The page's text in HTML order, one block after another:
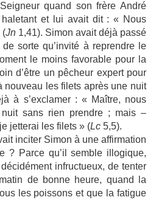
quand son frère André
et lui avait dit : « Nous
(Jn 1,41). Simon avait déjà passé
sorte qu’invité à reprendre le
le moins favorable pour la
d’être un pêcheur expert pour
nouveau les filets après une nuit
à s’exclamer : « Maître, nous
sans rien prendre ; mais –
jetterai les filets » (Lc 5,5).
inciter Simon à une affirmation
? Parce qu’il semble illogique,
infructueux, de tenter
de bonne heure, quand la
les poissons et que la fatigue